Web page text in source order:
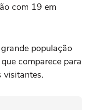
com 19 em
população
comparece ‌para
visitantes.